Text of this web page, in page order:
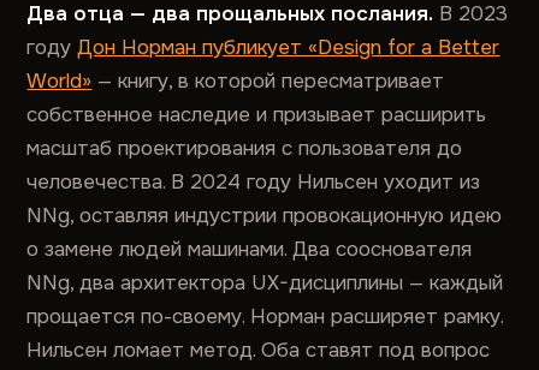
Два отца — два прощальных послания. В 2023
годуДон Норман публикует «Design for a Better
World» — книгу, в которой пересматривает
собственное наследие и призывает расширить
масштаб проектирования с пользователя до
человечества. В 2024 году Нильсен уходит из
NNg, оставляя индустрии провокационную идею
о замене людей машинами. Два сооснователя
NNg, два архитектора UX-дисциплины — каждый
прощается по-своему. Норман расширяет рамку.
Нильсен ломает метод. Оба ставят под вопрос